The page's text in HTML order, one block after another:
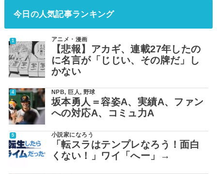
今日の人気記事ランキング
アニメ・漫画
【悲報】アカギ、連載27年したの
に名言が「じじい、その牌だ」し
かない
NPB, 巨人, 野球
坂本勇人＝容姿A、実績A、ファン
への対応A、コミュ力A
小説家になろう
「転スラはテンプレなろう！面白
くない！」ワイ「へー」→